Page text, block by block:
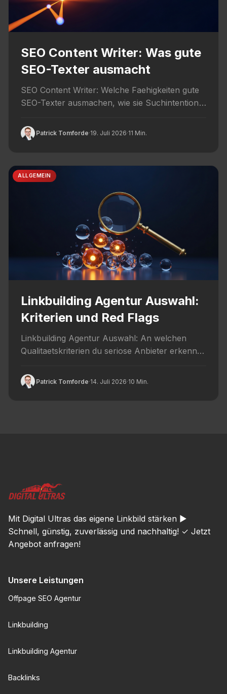
SEO Content Writer: Was gute
SEO-Texter ausmacht
SEO Content Writer: Welche Faehigkeiten gute
SEO-Texter ausmachen, wie sie Suchintention
Patrick Tomforde·19. Juli 2026·11 Min.
ALLGEMEIN
Linkbuilding Agentur Auswahl:
Kriterien und Red Flags
Linkbuilding Agentur Auswahl: An welchen
Qualitaetskriterien du seriose Anbieter erkennst
hindeuten.
Patrick Tomforde·14. Juli 2026·10 Min.
Mit Digital Ultras das eigene Linkbild stärken ►
Schnell, günstig, zuverlässig und nachhaltig! ✓ Jetzt
Angebot anfragen!
Unsere Leistungen
Offpage SEO Agentur
Linkbuilding
Linkbuilding Agentur
Backlinks